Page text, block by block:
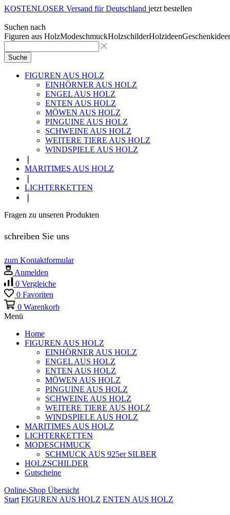
KOSTENLOSER Versand für Deutschland jetzt bestellen
Suchen nach
Figuren aus HolzModeschmuckHolzschilderHolzideen
Suche
FIGUREN AUS HOLZ
EINHÖRNER AUS HOLZ
ENGEL AUS HOLZ
ENTEN AUS HOLZ
MÖWEN AUS HOLZ
PINGUINE AUS HOLZ
SCHWEINE AUS HOLZ
WEITERE TIERE AUS HOLZ
WINDSPIELE AUS HOLZ
MARITIMES AUS HOLZ
LICHTERKETTEN
Fragen zu unseren Produkten
schreiben Sie uns
zum Kontaktformular
Anmelden
0 Vergleiche
0 Favoriten
0 Warenkorb
Menü
Home
FIGUREN AUS HOLZ
EINHÖRNER AUS HOLZ
ENGEL AUS HOLZ
ENTEN AUS HOLZ
MÖWEN AUS HOLZ
PINGUINE AUS HOLZ
SCHWEINE AUS HOLZ
WEITERE TIERE AUS HOLZ
WINDSPIELE AUS HOLZ
MARITIMES AUS HOLZ
LICHTERKETTEN
MODESCHMUCK
SCHMUCK AUS 925er SILBER
HOLZSCHILDER
Gutscheine
Online-Shop Übersicht
Start FIGUREN AUS HOLZ ENTEN AUS HOLZ